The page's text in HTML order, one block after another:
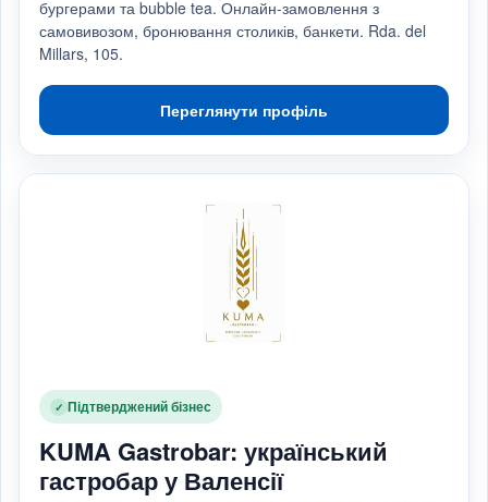
бургерами та bubble tea. Онлайн-замовлення з
самовивозом, бронювання столиків, банкети. Rda. del
Millars, 105.
Переглянути профіль
✓ Підтверджений бізнес
KUMA Gastrobar: український
гастробар у Валенсії